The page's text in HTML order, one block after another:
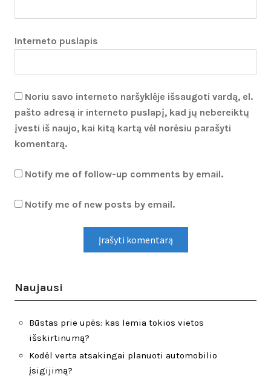
Interneto puslapis
Noriu savo interneto naršyklėje išsaugoti vardą, el.
pašto adresą ir interneto puslapį, kad jų nebereiktų
įvesti iš naujo, kai kitą kartą vėl norėsiu parašyti
komentarą.
Notify me of follow-up comments by email.
Notify me of new posts by email.
Naujausi
Būstas prie upės: kas lemia tokios vietos
išskirtinumą?
Kodėl verta atsakingai planuoti automobilio
įsigijimą?